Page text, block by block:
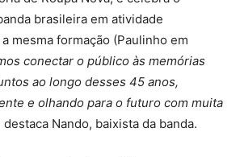
brasileira em atividade
mesma formação (Paulinho em
conectar o público às memórias
ao longo desses 45 anos,
e olhando para o futuro com muita
destaca Nando, baixista da banda.